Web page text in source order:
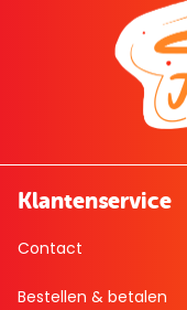
Klantenservice
Contact
Bestellen & betalen